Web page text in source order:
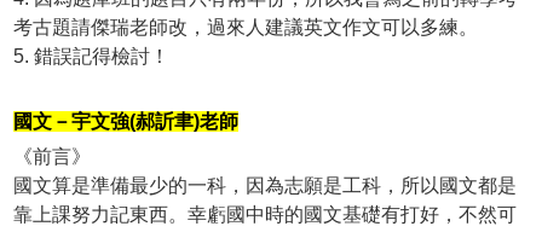
考古題請傑瑞老師改，過來人建議英文作文可以多練。
5. 錯誤記得檢討！
國文－宇文強(郝訢聿)老師
《前言》
國文算是準備最少的一科，因為志願是工科，所以國文都是
靠上課努力記東西。幸虧國中時的國文基礎有打好，不然可